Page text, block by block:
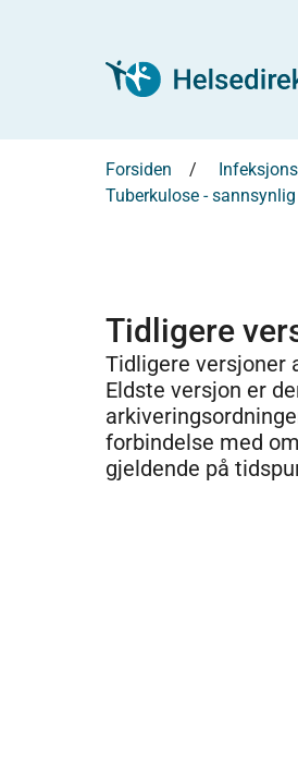
Forsiden
Tuberkulose -
Tidligere
Tidligere versjoner
Eldste versjon er
forbindelse med
gjeldende på